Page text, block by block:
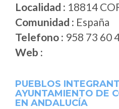
Localidad : 18814
Comunidad : España
Telefono : 958 73 60
Web :
PUEBLOS
AYUNTAMIENTO DE
EN ANDALUCÍA